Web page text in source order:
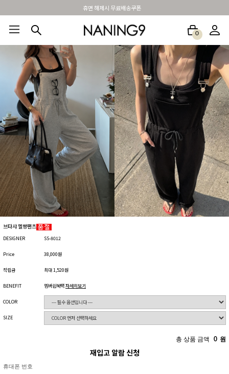
BEST 포토리뷰 - 매주 2명추첨 3만원쿠폰
0
BEST100🤍 NEW5% 썸머여행룩 아울렛 하객&모임룩
브타샤 멜빵팬츠
DESIGNER SS-8012
Price 38,000원
적립금 최대 1,520원
BENEFIT 멤버쉽혜택자세히보기
COLOR
SIZE
총 상품 금액 0 원
재입고 알람 신청
휴대폰 번호